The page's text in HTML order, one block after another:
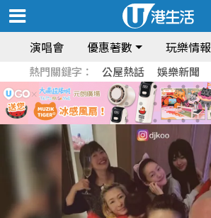
演唱會 優惠著數 玩樂情報
熱門關鍵字： 公屋熱話 娛樂新聞